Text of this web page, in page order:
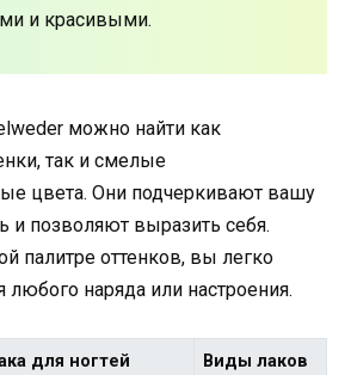
и красивыми.
можно найти как
так и смелые
цвета. Они подчеркивают вашу
и позволяют выразить себя.
палитре оттенков, вы легко
любого наряда или настроения.
для ногтей
Виды лаков